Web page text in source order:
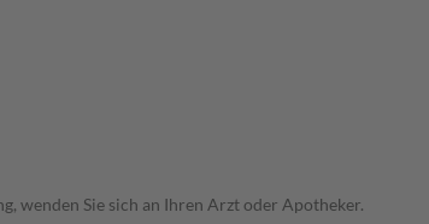
wenden Sie sich an Ihren Arzt oder Apotheker.